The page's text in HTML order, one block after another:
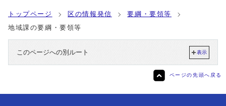
トップページ 区の情報発信
要綱・要領等
地域課の要綱・要領等
このページへの別ルート 表示
ページの先頭へ戻る